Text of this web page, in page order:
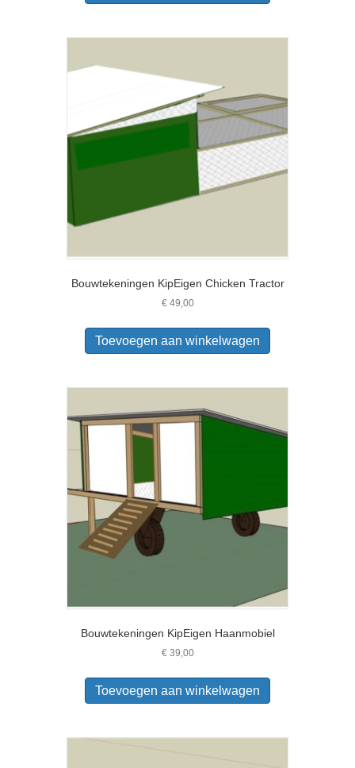
Bouwtekeningen KipEigen Chicken Tractor
€49,00
Toevoegen aan winkelwagen
Bouwtekeningen KipEigen Haanmobiel
€39,00
Toevoegen aan winkelwagen